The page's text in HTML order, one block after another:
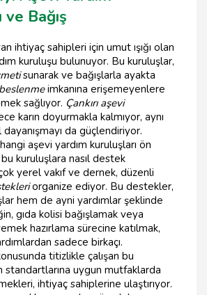
ve Bağış
ihtiyaç sahipleri için umut ışığı olan
kuruluşu bulunuyor. Bu kuruluşlar,
sunarak ve bağışlarla ayakta
imkanına erişemeyenlere
sağlıyor. Çankırı aşevi
karın doyurmakla kalmıyor, aynı
da güçlendiriyor.
aşevi yardım kuruluşları ön
bu kuruluşlara nasıl destek
yerel vakıf ve dernek, düzenli
organize ediyor. Bu destekler,
hem de ayni yardımlar şeklinde
gıda kolisi bağışlamak veya
hazırlama sürecine katılmak,
sadece birkaçı.
titizlikle çalışan bu
standartlarına uygun mutfaklarda
ihtiyaç sahiplerine ulaştırıyor.